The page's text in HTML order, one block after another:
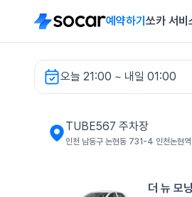
예약하기 쏘카 서비
오늘 21:00 ~ 내일 01:00
TUBE567 주차장 렌터카
TUBE567 주차장
인천 남동구 논현동 731-4 인천논현역
더 뉴 모닝